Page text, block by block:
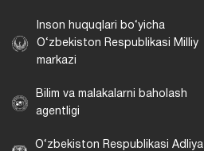
Inson huquqlari bo‘yicha
O‘zbekiston Respublikasi Milliy
markazi
Bilim va malakalarni baholash
agentligi
O‘zbekiston Respublikasi Adliya